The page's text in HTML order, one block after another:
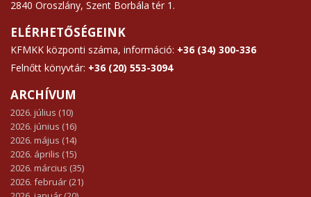
2840 Oroszlány, Szent Borbála tér 1.
ELÉRHETŐSÉGEINK
KFMKK központi száma, információ: +36 (34) 300-336
Felnőtt könyvtár: +36 (20) 553-3094
ARCHÍVUM
2026. július (10)
2026. június (16)
2026. május (14)
2026. április (15)
2026. március (35)
2026. február (21)